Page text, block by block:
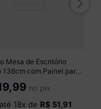
Mesa de Escritório
136cm com Painel para
CR25338 Branco
no pix
18x de R$ 51,91